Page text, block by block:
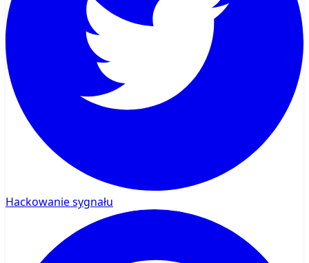
Hackowanie sygnału